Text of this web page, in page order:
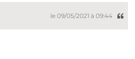
le 09/05/2021 à 09:44